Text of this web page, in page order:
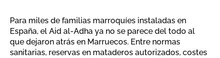
Para miles de familias marroquíes instaladas en
España, el Aid al-Adha ya no se parece del todo al
que dejaron atrás en Marruecos. Entre normas
sanitarias, reservas en mataderos autorizados, costes